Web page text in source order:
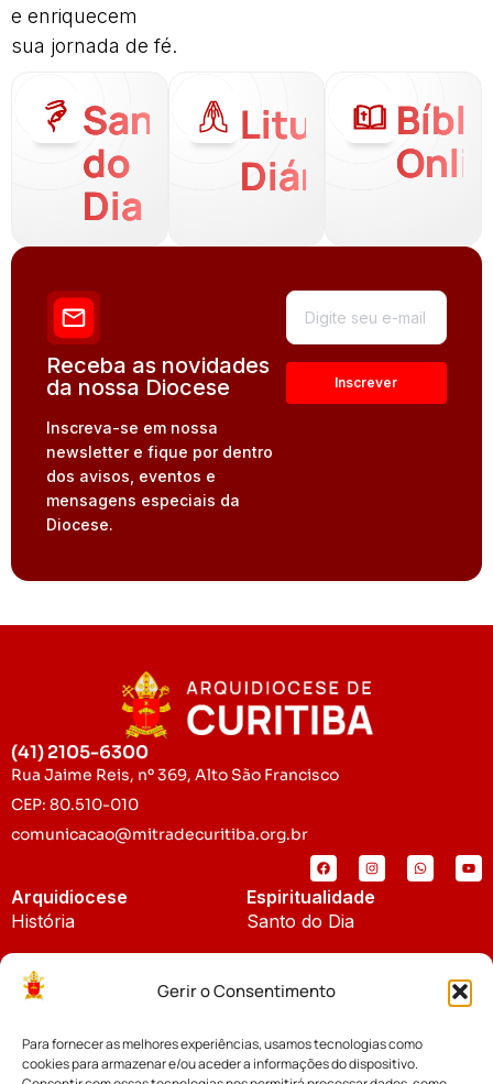
Gerir o Consentimento
Para fornecer as melhores experiências, usamos tecnologias como
cookies para armazenar e/ou aceder a informações do dispositivo.
e enriquecem
sua jornada de fé.
Santo
do
Dia
Liturgia
Diária
Receba as novidades
da nossa Diocese
Inscreva-se em nossa
newsletter e fique por dentro
dos avisos, eventos e
mensagens especiais da
Diocese.
(41) 2105-6300
Rua Jaime Reis, nº 369, Alto São Francisco
CEP: 80.510-010
comunicacao@mitradecuritiba.org.br
Arquidiocese
História
Padroeira
Espiritualidade
Santo do Dia
Notícias
Notícias da Arquidiocese
Cúria Diocesana